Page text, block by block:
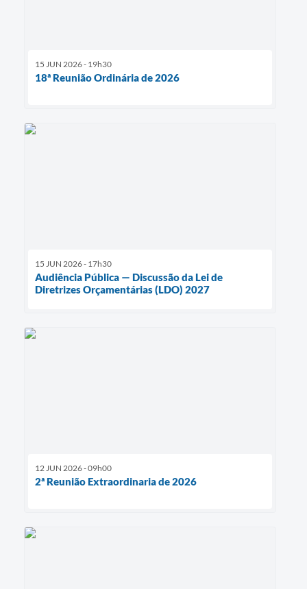
15 JUN 2026 - 19h30
18ª Reunião Ordinária de 2026
15 JUN 2026 - 17h30
Audiência Pública — Discussão da Lei de
Diretrizes Orçamentárias (LDO) 2027
12 JUN 2026 - 09h00
2ª Reunião Extraordinaria de 2026